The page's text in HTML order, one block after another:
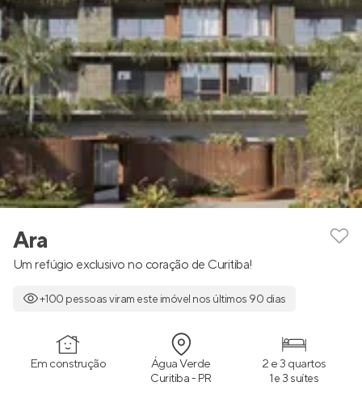
Ara
Um refúgio exclusivo no coração de Curitiba!
+100 pessoas viram este imóvel nos últimos 90 dias
Em construção Água Verde
Curitiba - PR
2 e 3 quartos
1 e 3 suítes